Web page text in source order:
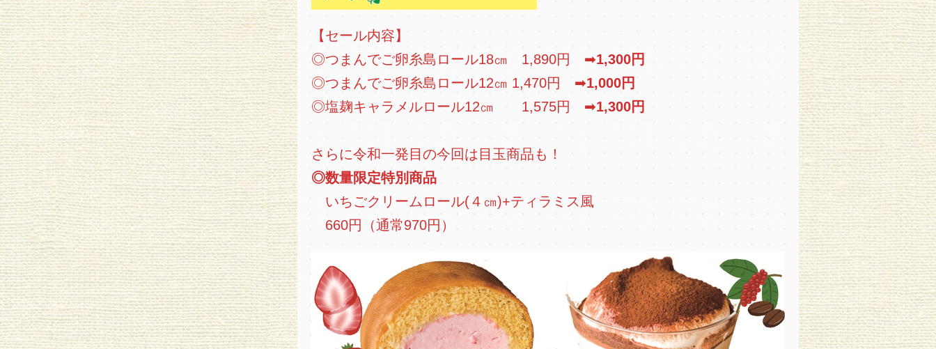
【セール内容】
◎つまんでご卵糸島ロール18㎝ 1,890円 ➡1,300円
◎つまんでご卵糸島ロール12㎝ 1,470円 ➡1,000円
◎塩麹キャラメルロール12㎝ 1,575円 ➡1,300円
さらに令和一発目の今回は目玉商品も！
◎数量限定特別商品
いちごクリームロール(４㎝)+ティラミス風
660円（通常970円）